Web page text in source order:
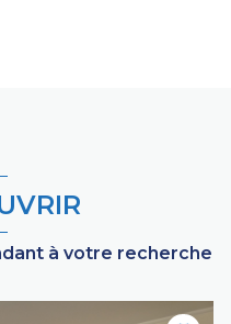
à votre recherche